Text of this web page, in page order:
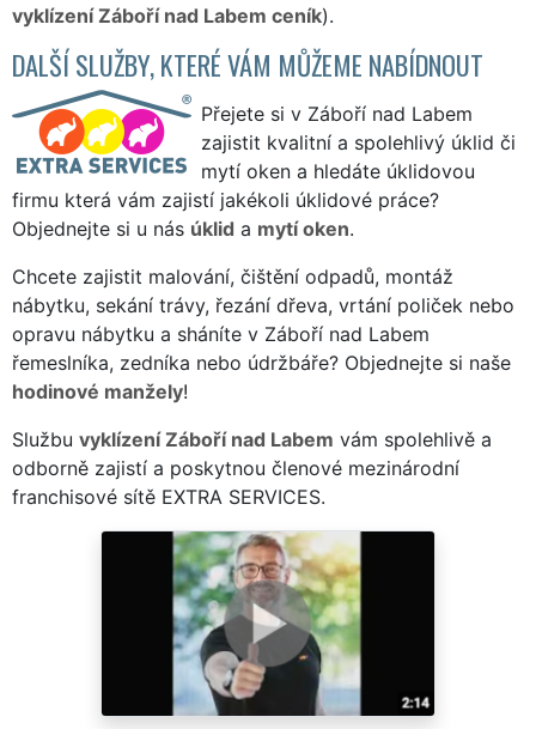
vyklízení Záboří nad Labem ceník).
DALŠÍ SLUŽBY, KTERÉ VÁM MŮŽEME NABÍDNOUT
Přejete si v Záboří nad Labem
zajistit kvalitní a spolehlivý úklid či
mytí oken a hledáte úklidovou
firmu která vám zajistí jakékoli úklidové práce?
Objednejte si u nás úklid a mytí oken.
Chcete zajistit malování, čištění odpadů, montáž
nábytku, sekání trávy, řezání dřeva, vrtání poliček nebo
opravu nábytku a sháníte v Záboří nad Labem
řemeslníka, zedníka nebo údržbáře? Objednejte si naše
hodinové manžely!
Službu vyklízení Záboří nad Labem vám spolehlivě a
odborně zajistí a poskytnou členové mezinárodní
franchisové sítě EXTRA SERVICES.